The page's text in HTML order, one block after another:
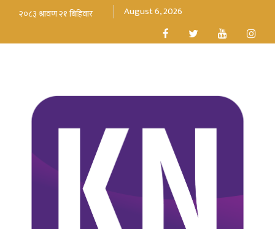
August 6, 2026